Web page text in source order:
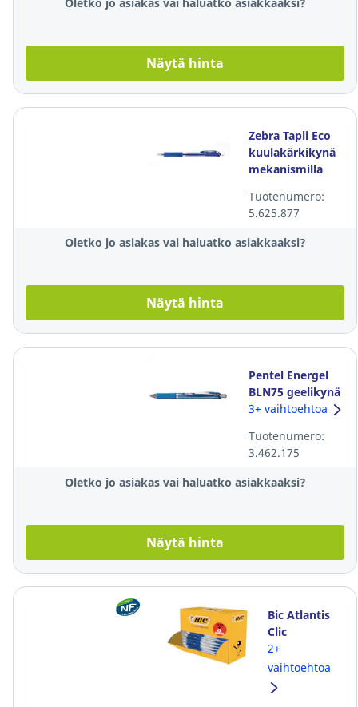
Näytä hinta
Zebra Tapli Eco
kuulakärkikynä
mekanismilla
Tuotenumero:
5.625.877
Oletko jo asiakas vai haluatko asiakkaaksi?
Näytä hinta
Pentel Energel
BLN75 geelikynä
0,25mm sininen
3+ vaihtoehtoa
Tuotenumero:
3.462.175
Oletko jo asiakas vai haluatko asiakkaaksi?
Näytä hinta
Bic Atlantis
Clic
kuulakärkikynä
mekanismilla
0,32mm
sininen, 1
2+
vaihtoehtoa